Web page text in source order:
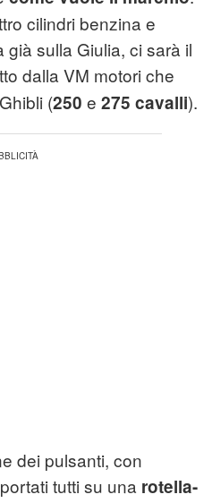
cilindri benzina e
sulla Giulia, ci sarà il
dalla VM motori che
(250 e 275 cavalli).
dei pulsanti, con
tutti su una rotella-